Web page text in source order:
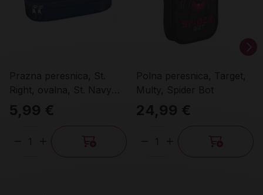
Prazna peresnica, St.
Right, ovalna, St. Navy
Blue
5,99 €
Polna peresnica, Target,
Multy, Spider Bot
24,99 €